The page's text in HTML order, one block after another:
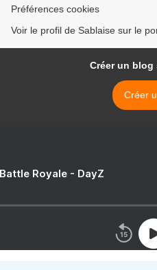
Préférences cookies
Voir le profil de Sablaise sur le
Créer un blog
Créer
Royale - DayZ